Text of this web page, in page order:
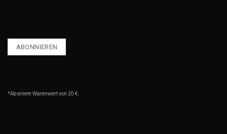
*Ab einem Warenwert von 20 €.